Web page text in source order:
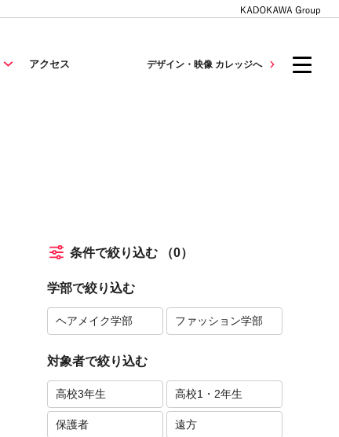
アクセス デザイン・映像 カレッジへ
条件で絞り込む （0）
学部で絞り込む
ヘアメイク学部 ファッション学部
対象者で絞り込む
高校3年生 高校1・2年生
保護者 遠方